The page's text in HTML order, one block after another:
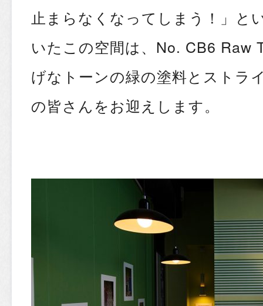
止まらなくなってしまう！」と
いたこの空間は、No. CB6 Raw
げなトーンの緑の塗料とストラ
の皆さんをお迎えします。